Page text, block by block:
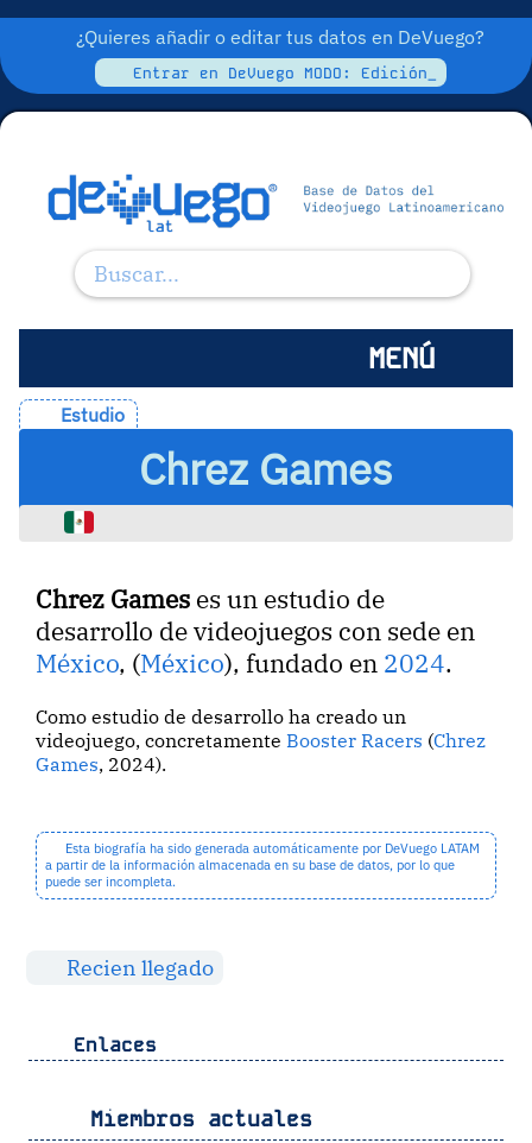
¿Quieres añadir o editar tus datos en DeVuego?
Entrar en DeVuego MODO: Edición_
MENÚ
Estudio
Chrez Games
Chrez Games es un estudio de
desarrollo de videojuegos con sede en
México, (México), fundado en 2024.
Como estudio de desarrollo ha creado un
videojuego, concretamenteBooster Racers (Chrez
Games, 2024).
Esta biografía ha sido generada automáticamente por DeVuego LATAM
a partir de la información almacenada en su base de datos, por lo que
puede ser incompleta.
Recien llegado
Enlaces
Miembros actuales